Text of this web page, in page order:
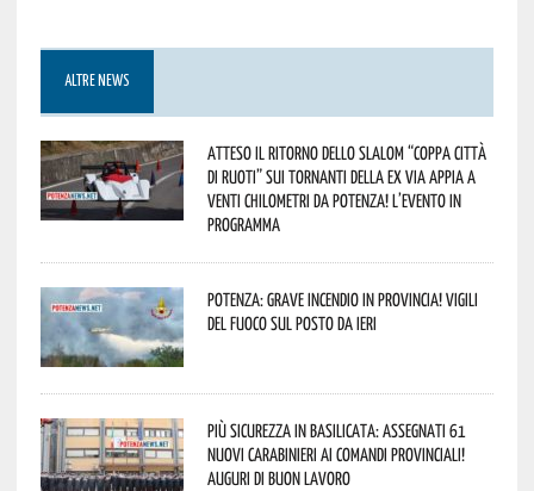
ALTRE NEWS
Atteso il ritorno dello slalom “Coppa Città
di Ruoti” sui tornanti della ex via Appia a
venti chilometri da Potenza! L’evento in
programma
Potenza: grave incendio in Provincia! Vigili
del fuoco sul posto da ieri
Più sicurezza in Basilicata: assegnati 61
nuovi Carabinieri ai Comandi provinciali!
Auguri di buon lavoro